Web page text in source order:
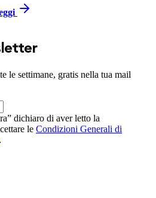
le settimane, gratis nella tua mail
dichiaro di aver letto la
le Condizioni Generali di
.